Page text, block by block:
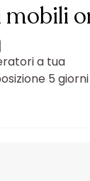
mobili
a tua
5